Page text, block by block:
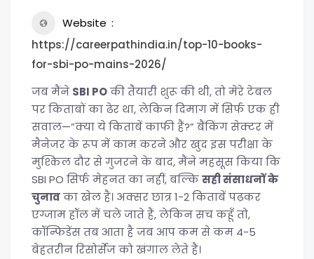
Website
https://careerpathindia.in/top-10-books-
for-sbi-po-mains-2026/
जब मैंने SBI POकी तैयारी शुरू की थी, तो मेरे टेबल
पर किताबों का ढेर था, लेकिन दिमाग में सिर्फ एक ही
सवाल—”क्या ये किताबें काफी हैं?” बैंकिंग सेक्टर में
मैनेजर के रूप में काम करने और खुद इस परीक्षा के
मुश्किल दौर से गुजरने के बाद, मैंने महसूस किया कि
SBI PO सिर्फ मेहनत का नहीं, बल्किसही संसाधनों के
चुनावका खेल है। अक्सर छात्र 1-2 किताबें पढ़कर
एग्जाम हॉल में चले जाते हैं, लेकिन सच कहूँ तो,
कॉन्फिडेंस तब आता है जब आप कम से कम 4-5
बेहतरीन रिसोर्सेज को खंगाल लेते हैं।